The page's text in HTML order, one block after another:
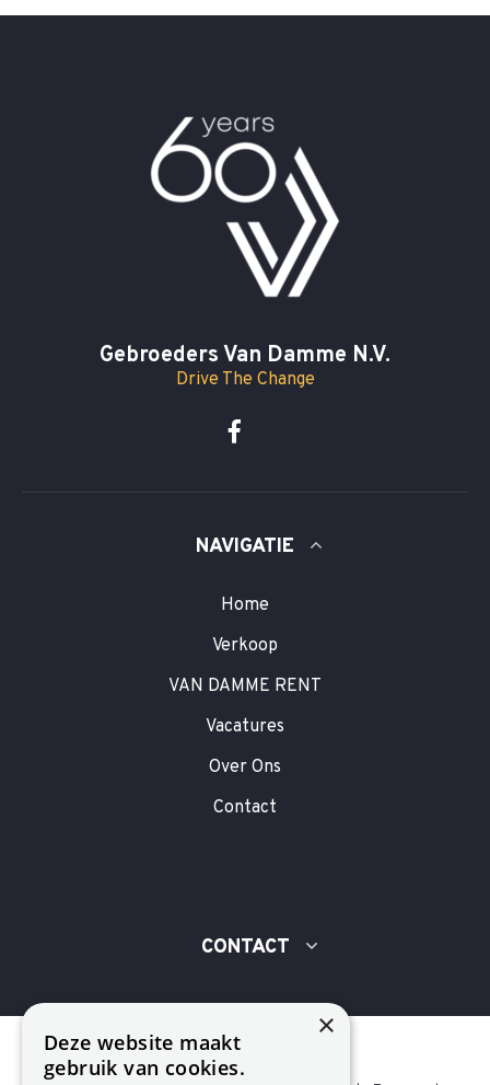
Gebroeders Van Damme N.V.
Drive The Change
NAVIGATIE
Home
Verkoop
VAN DAMME RENT
Vacatures
Over Ons
Contact
CONTACT
×
Deze website maakt
gebruik van cookies.